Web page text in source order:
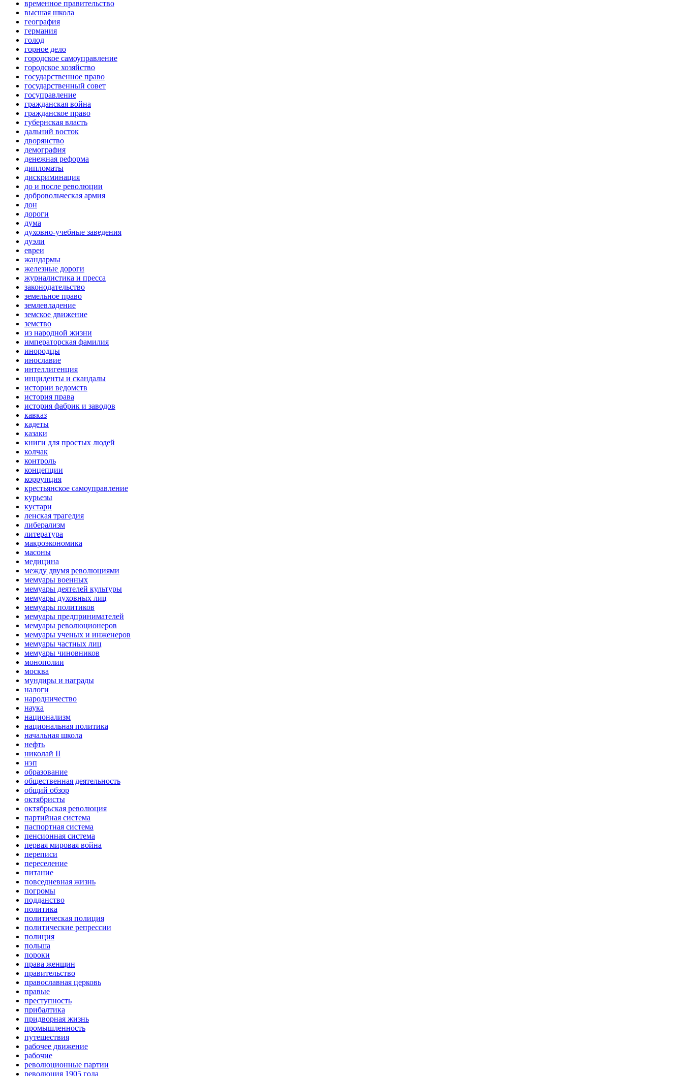
временное правительство
высшая школа
география
германия
голод
горное дело
городское самоуправление
городское хозяйство
государственное право
государственный совет
госуправление
гражданская война
гражданское право
губернская власть
дальний восток
дворянство
демография
денежная реформа
дипломаты
дискриминация
до и после революции
добровольческая армия
дон
дороги
дума
духовно-учебные заведения
дуэли
евреи
жандармы
железные дороги
журналистика и пресса
законодательство
земельное право
землевладение
земское движение
земство
из народной жизни
императорская фамилия
инородцы
инославие
интеллигенция
инциденты и скандалы
истории ведомств
история права
история фабрик и заводов
кавказ
кадеты
казаки
книги для простых людей
колчак
контроль
концепции
коррупция
крестьянское самоуправление
курьезы
кустари
ленская трагедия
либерализм
литература
макроэкономика
масоны
медицина
между двумя революциями
мемуары военных
мемуары деятелей культуры
мемуары духовных лиц
мемуары политиков
мемуары предпринимателей
мемуары революционеров
мемуары ученых и инженеров
мемуары частных лиц
мемуары чиновников
монополии
москва
мундиры и награды
налоги
народничество
наука
национализм
национальная политика
начальная школа
нефть
николай II
нэп
образование
общественная деятельность
общий обзор
октябристы
октябрьская революция
партийная система
паспортная система
пенсионная система
первая мировая война
переписи
переселение
питание
повседневная жизнь
погромы
подданство
политика
политическая полиция
политические репрессии
полиция
польша
пороки
права женщин
правительство
православная церковь
правые
преступность
прибалтика
придворная жизнь
промышленность
путешествия
рабочее движение
рабочие
революционные партии
революция 1905 года